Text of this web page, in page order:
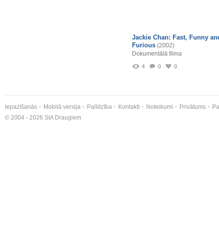
Jackie Chan: Fast, Funny
Furious (2002)
Dokumentālā filma
4 0 0
Iepazīšanās Mobilā versija Palīdzība Kontakti Noteikumi Privātums
© 2004 - 2026 SIA Draugiem